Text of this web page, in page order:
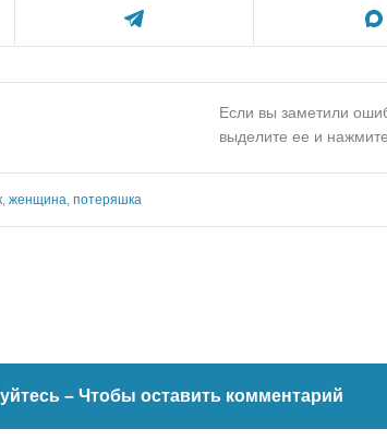
Если вы заметили
выделите ее и
женщина потеряшка
– Чтобы оставить комментарий